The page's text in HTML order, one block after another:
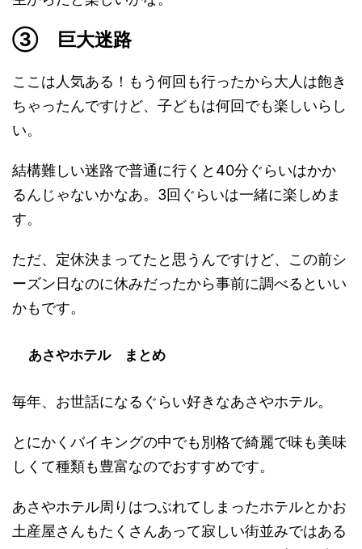
③ 巨大迷路
ここは人気ある！もう何回も行ったから大人は飽き
ちゃったんですけど、子どもは何回でも楽しいらし
い。
結構難しい迷路で普通に行くと40分ぐらいはかか
るんじゃないかなあ。3回ぐらいは一緒に楽しめま
す。
ただ、定休決まってたと思うんですけど、この前シ
ーズン日なのに休みだったから事前に調べるといい
かもです。
あさやホテル まとめ
毎年、お世話になるぐらい好きなあさやホテル。
とにかくバイキングの中でも別格で綺麗で味も美味
しくて種類も豊富なのでおすすめです。
あさやホテル周りはつぶれてしまったホテルとかお
土産屋さんもたくさんあって寂しい街並みではある